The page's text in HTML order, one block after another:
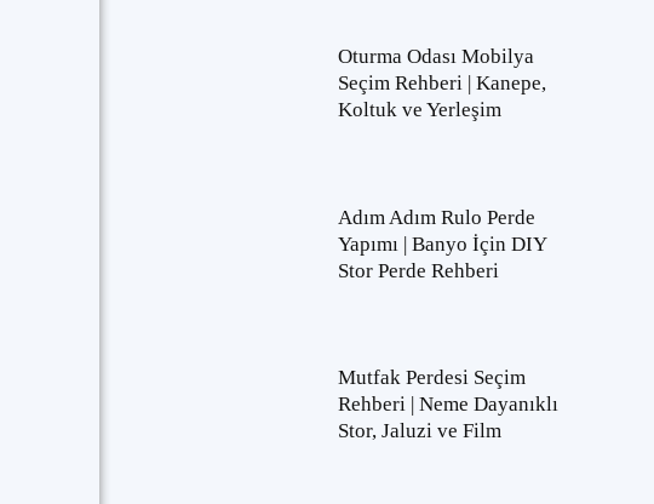
Oturma Odası Mobilya
Seçim Rehberi | Kanepe,
Koltuk ve Yerleşim
Adım Adım Rulo Perde
Yapımı | Banyo İçin DIY
Stor Perde Rehberi
Mutfak Perdesi Seçim
Rehberi | Neme Dayanıklı
Stor, Jaluzi ve Film